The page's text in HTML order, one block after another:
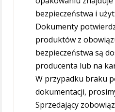
bezpieczeństwa i
Dokumenty
produktów z
bezpieczeństwa są
producenta lub na
W przypadku braku
dokumentacji,
Sprzedający